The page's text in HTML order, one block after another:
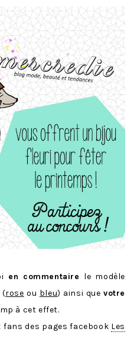
en commentaire le modèle
(rose ou bleu) ainsi quevotre
à cet effet.
des pages facebook Les